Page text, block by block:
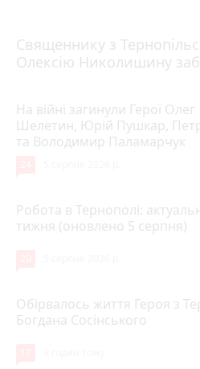
Священнику з
Олексію Николишину
На війні загинули Герої Олег
Шелетин, Юрій Пушкар,
та Володимир Паламарчук
Робота в Тернополі:
тижня (оновлено 5 серпня)
Обірвалось життя Героя з
Богдана Сосінського